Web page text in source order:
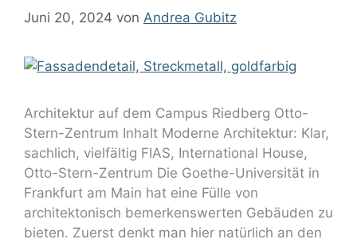
Juni 20, 2024 von Andrea Gubitz
Architektur auf dem Campus Riedberg Otto-
Stern-Zentrum Inhalt Moderne Architektur: Klar,
sachlich, vielfältig FIAS, International House,
Otto-Stern-Zentrum Die Goethe-Universität in
Frankfurt am Main hat eine Fülle von
architektonisch bemerkenswerten Gebäuden zu
bieten. Zuerst denkt man hier natürlich an den